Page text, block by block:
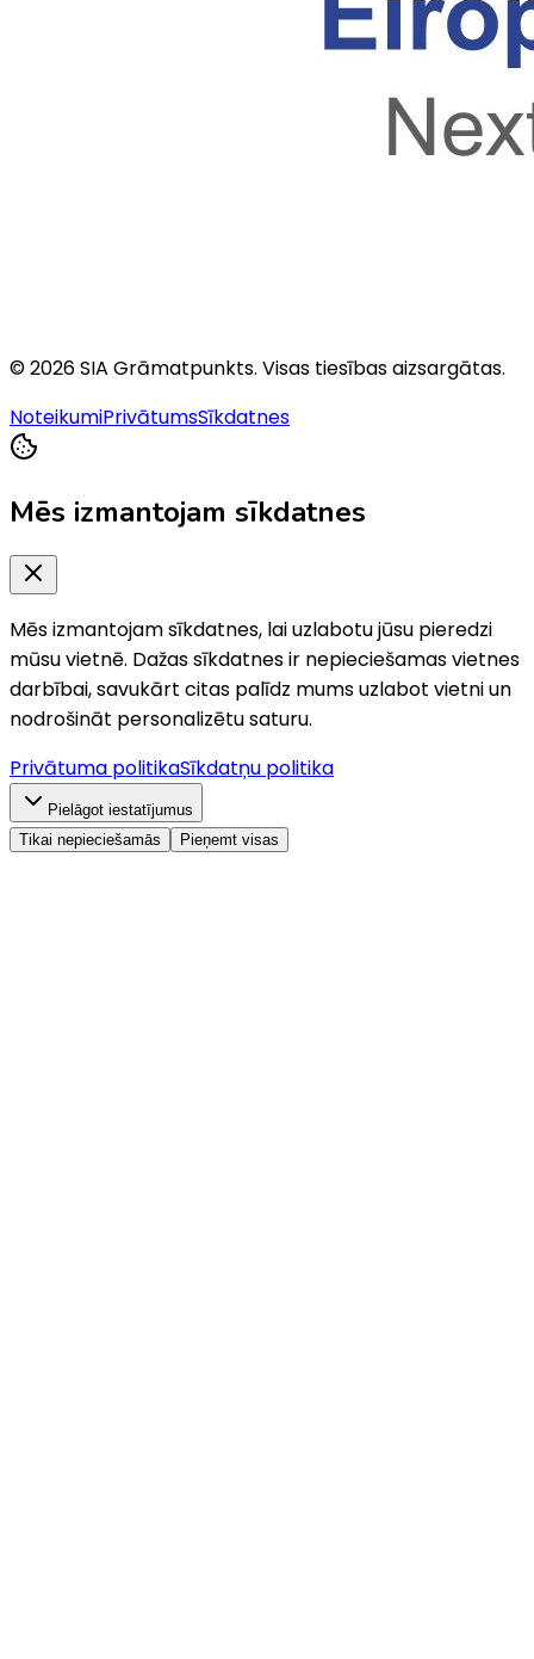
©2026SIA Grāmatpunkts. Visas tiesības aizsargātas.
NoteikumiPrivātumsSīkdatnes
Mēs izmantojam sīkdatnes
Mēs izmantojam sīkdatnes, lai uzlabotu jūsu pieredzi
mūsu vietnē. Dažas sīkdatnes ir nepieciešamas vietnes
darbībai, savukārt citas palīdz mums uzlabot vietni un
nodrošināt personalizētu saturu.
Privātuma politikaSīkdatņu politika
Pielāgot iestatījumus
Tikai nepieciešamās
Pieņemt visas